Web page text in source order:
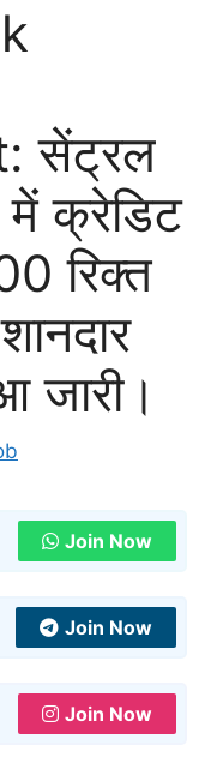
सेंट्रल
क्रेडिट
रिक्त
जारी।
Join Now
Join Now
Join Now